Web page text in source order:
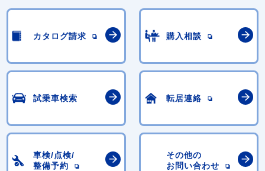
カタログ請求 購入相談
試乗車検索 転居連絡
車検/点検/
整備予約
その他の
お問い合わせ